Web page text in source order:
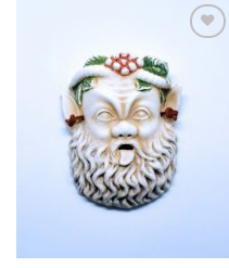
Πρόσθεσε
στην λίστα
επιθυμιών